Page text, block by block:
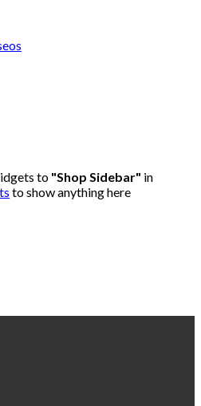
to "Shop Sidebar" in
to show anything here